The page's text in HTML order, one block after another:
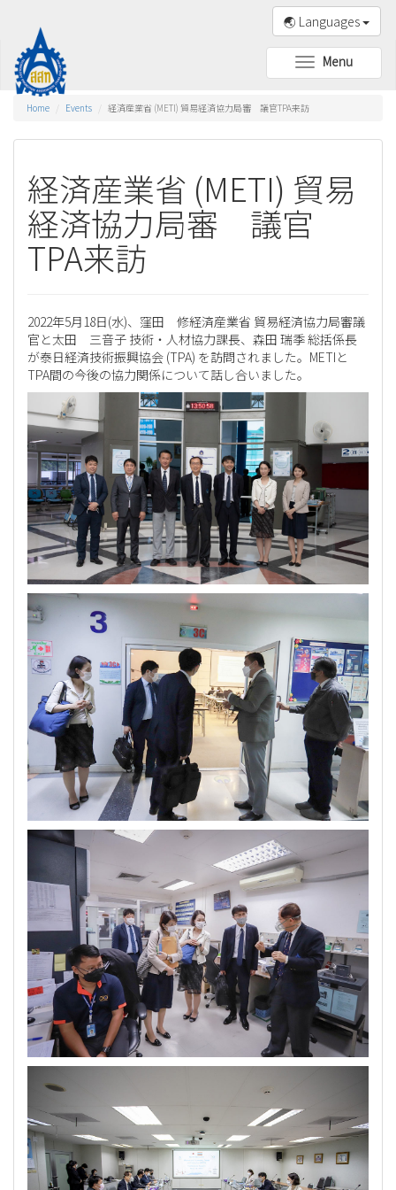
🌏 Languages
Toggle
navigation
Menu
Home Events 経済産業省 (METI) 貿易経済協力局審 議官TPA来訪
経済産業省 (METI) 貿易
経済協力局審 議官
TPA来訪
2022年5月18日(水)、窪田 修経済産業省 貿易経済協力局審議
官と太田 三音子 技術・人材協力課長、森田 瑞季 総括係長
が泰日経済技術振興協会 (TPA) を訪問されました。METIと
TPA間の今後の協力関係について話し合いました。